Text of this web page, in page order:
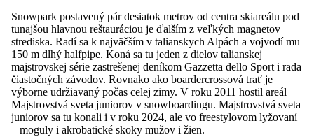
Snowpark postavený pár desiatok metrov od centra skiareálu pod
tunajšou hlavnou reštauráciou je ďalším z veľkých magnetov
strediska. Radí sa k najväčším v talianskych Alpách a vojvodí mu
150 m dlhý halfpipe. Koná sa tu jeden z dielov talianskej
majstrovskej série zastrešenej deníkom Gazzetta dello Sport i rada
čiastočných závodov. Rovnako ako boardercrossová trať je
výborne udržiavaný počas celej zimy. V roku 2011 hostil areál
Majstrovstvá sveta juniorov v snowboardingu. Majstrovstvá sveta
juniorov sa tu konali i v roku 2024, ale vo freestylovom lyžovaní
– moguly i akrobatické skoky mužov i žien.